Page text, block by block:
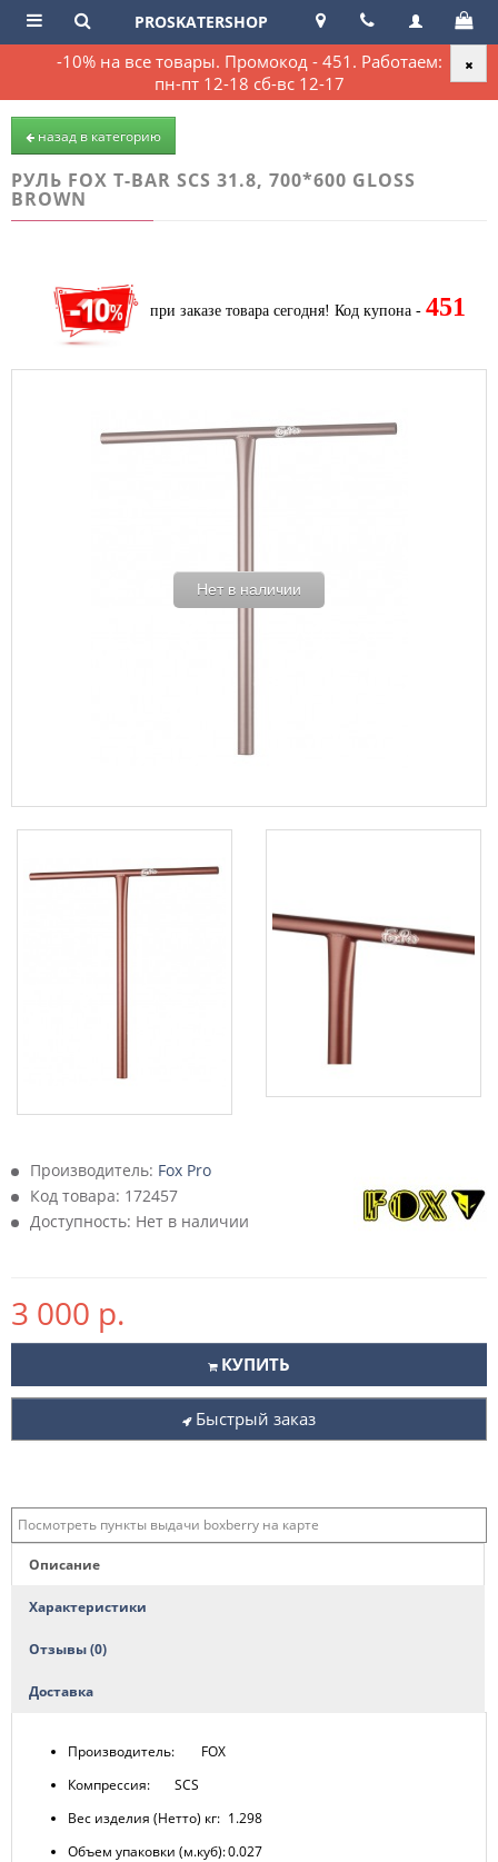
-10% на все товары. Промокод - 451. Работаем:
пн-пт 12-18 сб-вс 12-17
PROSKATERSHOP
назад в категорию
РУЛЬ FOX T-BAR SCS 31.8, 700*600 GLOSS
BROWN
при заказе товара сегодня! Код купона - 451
Нет в наличии
Производитель: Fox Pro
Код товара: 172457
Доступность: Нет в наличии
3 000 р.
КУПИТЬ
Быстрый заказ
Посмотреть пункты выдачи boxberry на карте
Описание
Характеристики
Отзывы (0)
Доставка
Производитель:
FOX
Компрессия:
SCS
Вес изделия (Нетто) кг: 1.298
Объем упаковки (м.куб):0.027